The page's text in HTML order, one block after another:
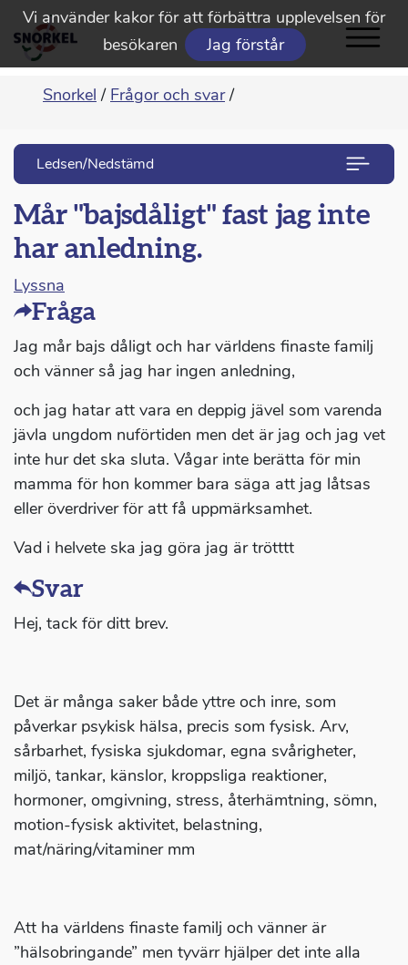
Vi använder kakor för att förbättra upplevelsen för
besökaren
Jag förstår
Snorkel / Frågor och svar /
Ledsen/Nedstämd
Mår "bajsdåligt" fast jag inte
har anledning.
Lyssna
Fråga
Jag mår bajs dåligt och har världens finaste familj
och vänner så jag har ingen anledning,
och jag hatar att vara en deppig jävel som varenda
jävla ungdom nuförtiden men det är jag och jag vet
inte hur det ska sluta. Vågar inte berätta för min
mamma för hon kommer bara säga att jag låtsas
eller överdriver för att få uppmärksamhet.
Vad i helvete ska jag göra jag är trötttt
Svar
Hej, tack för ditt brev.
Det är många saker både yttre och inre, som
påverkar psykisk hälsa, precis som fysisk. Arv,
sårbarhet, fysiska sjukdomar, egna svårigheter,
miljö, tankar, känslor, kroppsliga reaktioner,
hormoner, omgivning, stress, återhämtning, sömn,
motion-fysisk aktivitet, belastning,
mat/näring/vitaminer mm
Att ha världens finaste familj och vänner är
”hälsobringande” men tyvärr hjälper det inte alla